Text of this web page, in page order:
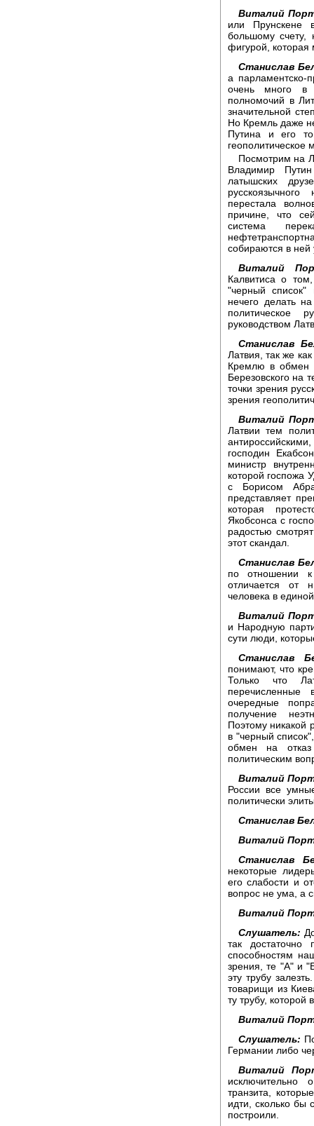
Виталий
или Прунскене
большому счету,
фигурой,
Станислав
а парламентско-
очень много в
полномочий в
значительной
Но Кремль даже
Путина и его
геополитическое
Посмотрим на
Владимир
латышских
перестала
причине, что
система
собираются в ней
Виталий
Калвитиса о
"черный список"
нечего делать
политическое
руководством
Станислав
Латвия, так же
Кремлю в обмен
Березовского на
точки зрения
зрения
Виталий
Латвии тем
господин
министр
которой госпожа
с Борисом
представляет
которая
Якобсонса с
радостью
этот скандал.
Станислав
по отношении
отличается от
человека в
Виталий
и Народную
сути люди,
Станислав
понимают, что
Только что
очередные
получение
Поэтому никакой
в "черный
обмен на
политическим
Виталий
России все
политически
Станислав
Виталий
Станислав
некоторые
его слабости и
вопрос не ума, а
Виталий
Слушатель:
так достаточно
способностям
зрения, те "А" и
эту трубу
товарищи из
ту трубу, которой
Виталий
Слушатель:
Германии либо
Виталий
исключительно
транзита,
идти, сколько бы
построили.